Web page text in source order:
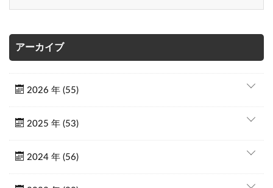
アーカイブ
2026 年 (55)
2025 年 (53)
2024 年 (56)